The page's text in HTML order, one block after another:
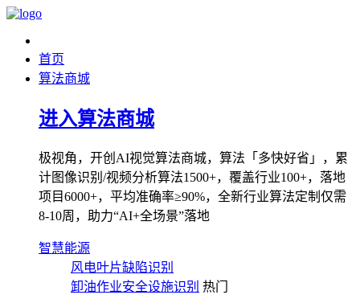
首页
算法商城
进入算法商城
极视角，开创AI视觉算法商城，算法「多快好省」，累
计图像识别/视频分析算法1500+，覆盖行业100+，落地
项目6000+，平均准确率≥90%，全新行业算法定制仅需
8-10周，助力“AI+全场景”落地
智慧能源
风电叶片缺陷识别
卸油作业安全设施识别 热门